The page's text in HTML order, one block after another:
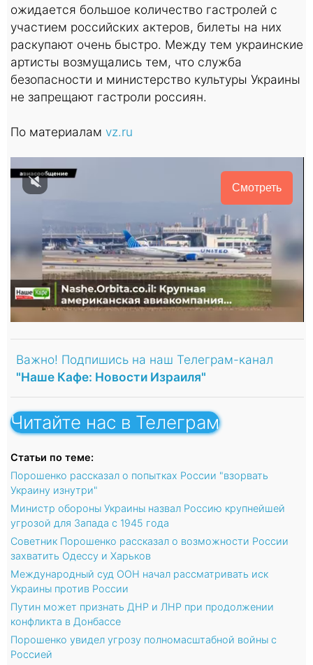
ожидается большое количество гастролей с
участием российских актеров, билеты на них
раскупают очень быстро. Между тем украинские
артисты возмущались тем, что служба
безопасности и министерство культуры Украины
не запрещают гастроли россиян.
По материалам vz.ru
Смотреть
Важно! Подпишись на наш Телеграм-канал
"Наше Кафе: Новости Израиля"
Читайте нас в Телеграм
Статьи по теме:
Порошенко рассказал о попытках России "взорвать
Украину изнутри"
Министр обороны Украины назвал Россию крупнейшей
угрозой для Запада с 1945 года
Советник Порошенко рассказал о возможности России
захватить Одессу и Харьков
Международный суд ООН начал рассматривать иск
Украины против России
Путин может признать ДНР и ЛНР при продолжении
конфликта в Донбассе
Порошенко увидел угрозу полномасштабной войны с
Россией